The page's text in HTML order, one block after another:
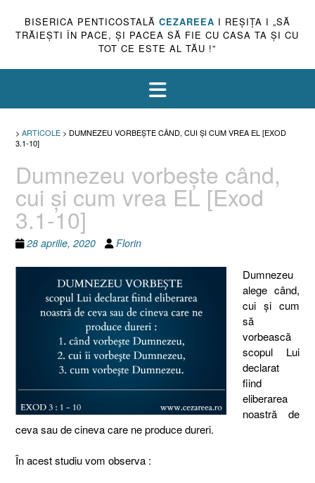
BISERICA PENTICOSTALĂ CEZAREEA I REŞIŢA I „SĂ
TRĂIEŞTI ÎN PACE, ŞI PACEA SĂ FIE CU CASA TA ŞI CU
TOT CE ESTE AL TĂU !”
> ARTICOLE > DUMNEZEU VORBEŞTE CÂND, CUI ŞI CUM VREA EL [EXOD
3.1-10]
Dumnezeu vorbeşte când,
cui şi cum vrea EL [Exod
3.1-10]
28 aprilie, 2020 Florin
Dumnezeu
alege când,
cui şi cum
să
vorbească
scopul Lui
declarat
fiind
eliberarea
noastră de
ceva sau de cineva care ne produce dureri.
În acest studiu vom observa :